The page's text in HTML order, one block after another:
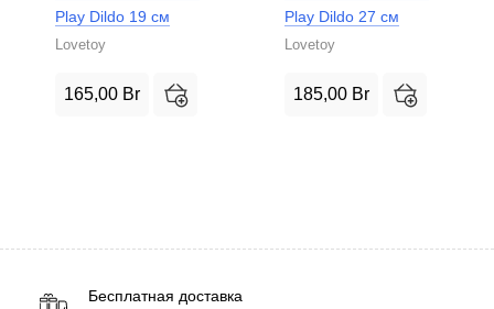
Play Dildo 19 см
Lovetoy
165,00 Br
Play Dildo 27 см
Lovetoy
185,00 Br
Бесплатная доставка